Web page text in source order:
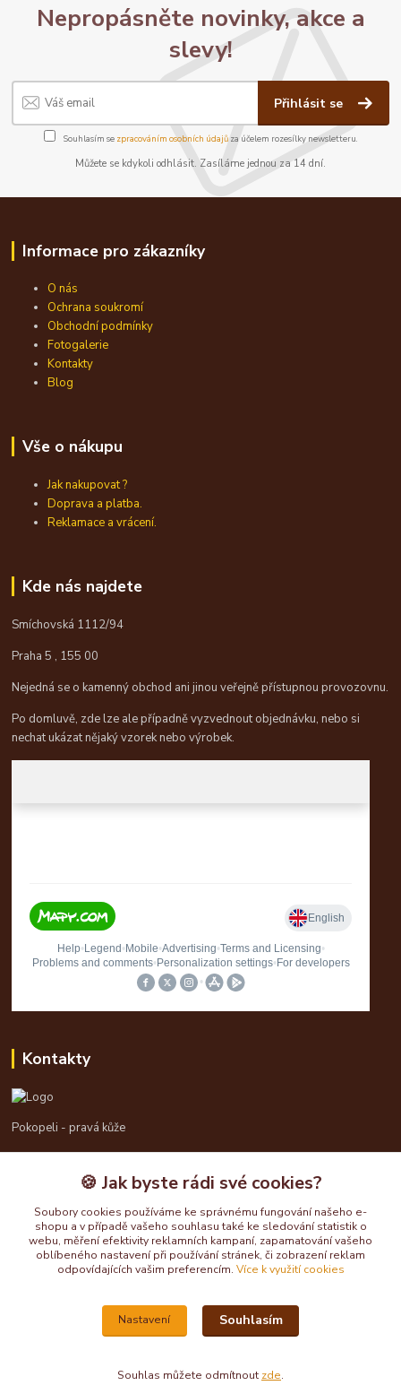
Nepropásněte novinky, akce a
slevy!
Přihlásit se
Souhlasím se zpracováním osobních údajůza účelem rozesílky newsletteru.
Můžete se kdykoli odhlásit. Zasíláme jednou za 14 dní.
Informace pro zákazníky
O nás
Ochrana soukromí
Obchodní podmínky
Fotogalerie
Kontakty
Blog
Vše o nákupu
Jak nakupovat ?
Doprava a platba.
Reklamace a vrácení.
Kde nás najdete
Smíchovská 1112/94
Praha 5 , 155 00
Nejedná se o kamenný obchod ani jinou veřejně přístupnou provozovnu.
Po domluvě, zde lze ale případně vyzvednout objednávku, nebo si
nechat ukázat nějaký vzorek nebo výrobek.
Kontakty
Pokopeli - pravá kůže
725613211
pokopeli@centrum.cz
Upravit sběr cookies.
🍪 Jak byste rádi své cookies?
Soubory cookies používáme ke správnému fungování našeho e-
shopu a v případě vašeho souhlasu také ke sledování statistik o
webu, měření efektivity reklamních kampaní, zapamatování vašeho
oblíbeného nastavení při používání stránek, či zobrazení reklam
odpovídajících vašim preferencím. Více k využití cookies
Nastavení Souhlasím
Souhlas můžete odmítnout zde.